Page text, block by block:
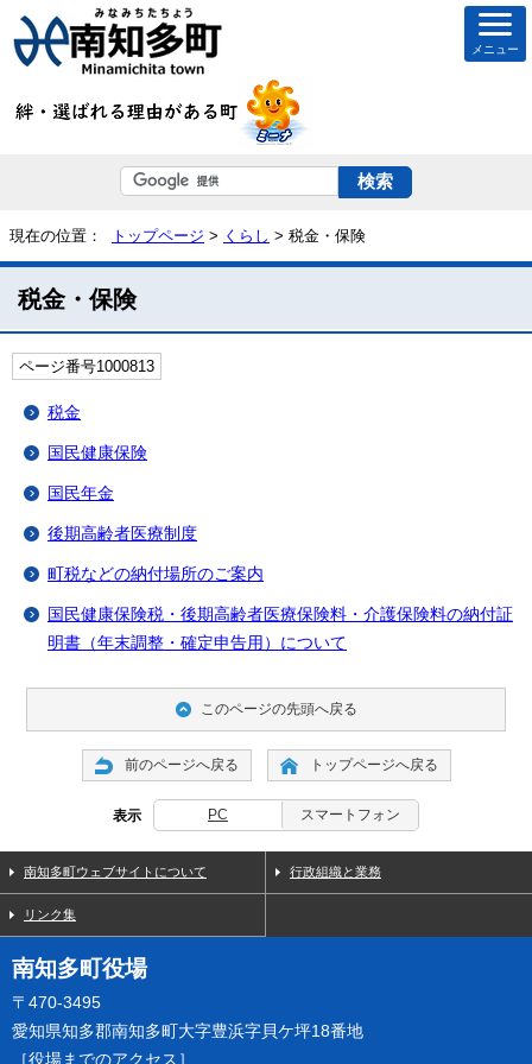
メニュー
現在の位置： トップページ > くらし > 税金・保険
税金・保険
ページ番号1000813
税金
国民健康保険
国民年金
後期高齢者医療制度
町税などの納付場所のご案内
国民健康保険税・後期高齢者医療保険料・介護保険料の納付証
明書（年末調整・確定申告用）について
このページの先頭へ戻る
前のページへ戻る トップページへ戻る
表示 PC スマートフォン
南知多町ウェブサイトについて 行政組織と業務
リンク集
南知多町役場
〒470-3495
愛知県知多郡南知多町大字豊浜字貝ケ坪18番地
［役場までのアクセス ］